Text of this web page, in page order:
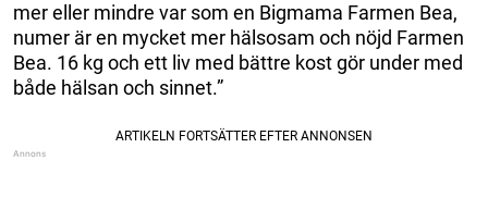
mer eller mindre var som en Bigmama Farmen Bea,
numer är en mycket mer hälsosam och nöjd Farmen
Bea. 16 kg och ett liv med bättre kost gör under med
både hälsan och sinnet.”